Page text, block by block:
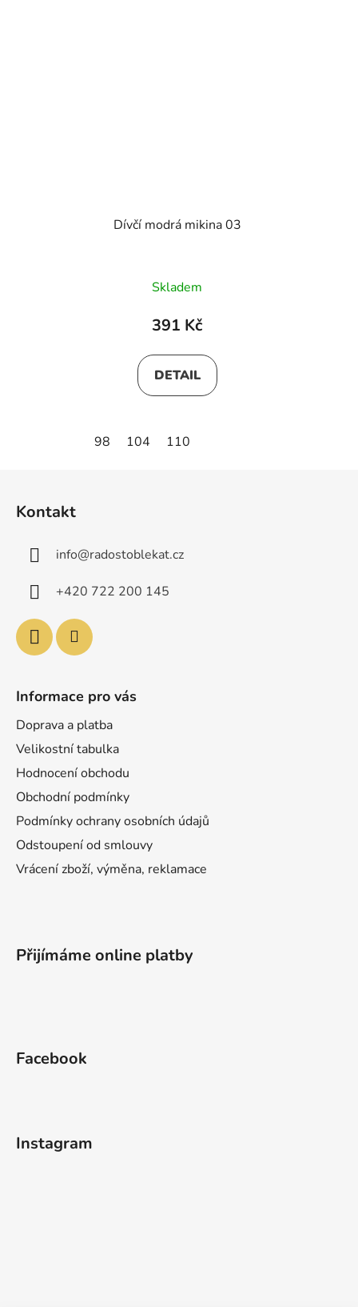
Dívčí modrá mikina 03
Skladem
391 Kč
DETAIL
98 104 110
Kontakt
info@radostoblekat.cz
+420 722 200 145
Informace pro vás
Doprava a platba
Velikostní tabulka
Hodnocení obchodu
Obchodní podmínky
Podmínky ochrany osobních údajů
Odstoupení od smlouvy
Vrácení zboží, výměna, reklamace
Přijímáme online platby
Facebook
Instagram